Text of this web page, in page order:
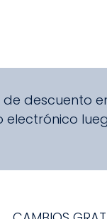
de descuento
electrónico